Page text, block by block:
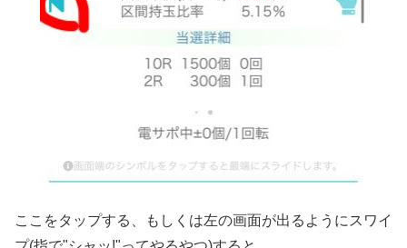
ここをタップする、もしくは左の画面が出るようにスワイ